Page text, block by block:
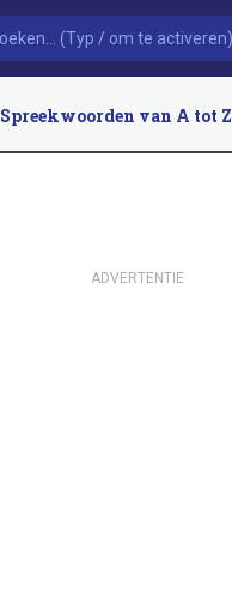
Spreekwoorden van A tot Z
ADVERTENTIE